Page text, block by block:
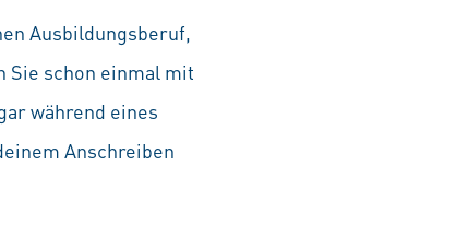
Ausbildungsberuf,
Sie schon einmal mit
während eines
Anschreiben